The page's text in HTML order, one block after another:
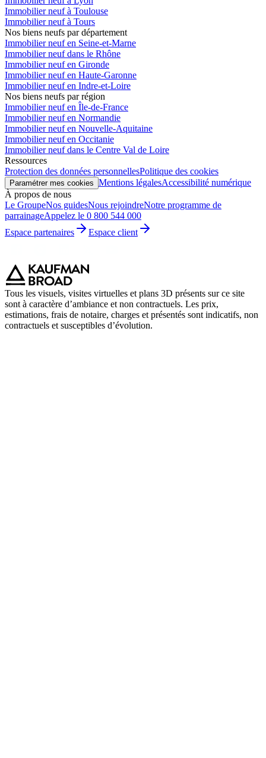
Immobilier neuf à Toulouse
Immobilier neuf à Tours
Nos biens neufs par département
Immobilier neuf en Seine-et-Marne
Immobilier neuf dans le Rhône
Immobilier neuf en Gironde
Immobilier neuf en Haute-Garonne
Immobilier neuf en Indre-et-Loire
Nos biens neufs par région
Immobilier neuf en Île-de-France
Immobilier neuf en Normandie
Immobilier neuf en Nouvelle-Aquitaine
Immobilier neuf en Occitanie
Immobilier neuf dans le Centre Val de Loire
Ressources
Protection des données personnellesPolitique des cookies
Paramétrer mes cookies Mentions légalesAccessibilité numérique
À propos de nous
Le GroupeNos guidesNous rejoindreNotre programme de
parrainageAppelez le 0 800 544 000
Espace partenaires
Espace client
Tous les visuels, visites virtuelles et plans 3D présents sur ce site
sont à caractère d’ambiance et non contractuels. Les prix,
estimations, frais de notaire, charges et présentés sont indicatifs, non
contractuels et susceptibles d’évolution.